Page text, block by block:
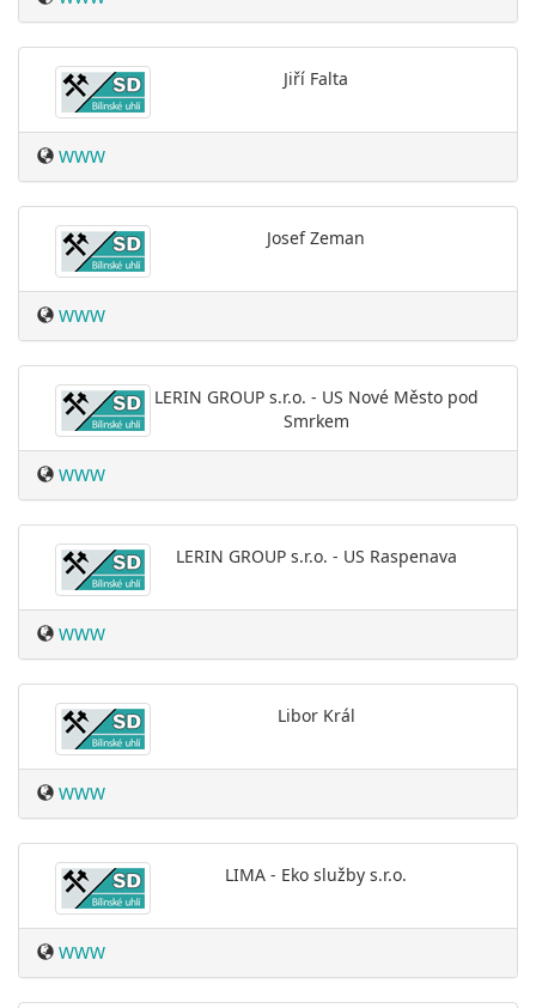
Jiří Falta
WWW
Josef Zeman
WWW
LERIN GROUP s.r.o. - US Nové Město pod
Smrkem
WWW
LERIN GROUP s.r.o. - US Raspenava
WWW
Libor Král
WWW
LIMA - Eko služby s.r.o.
WWW